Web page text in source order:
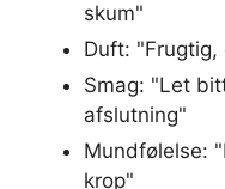
skum"
Duft:
Smag: "Let
afslutning"
Mundfølelse:
krop"